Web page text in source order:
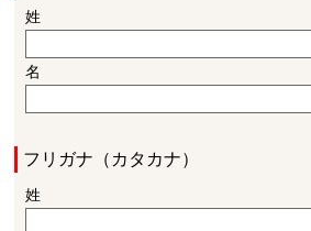
姓
名
フリガナ（カタカナ）
姓